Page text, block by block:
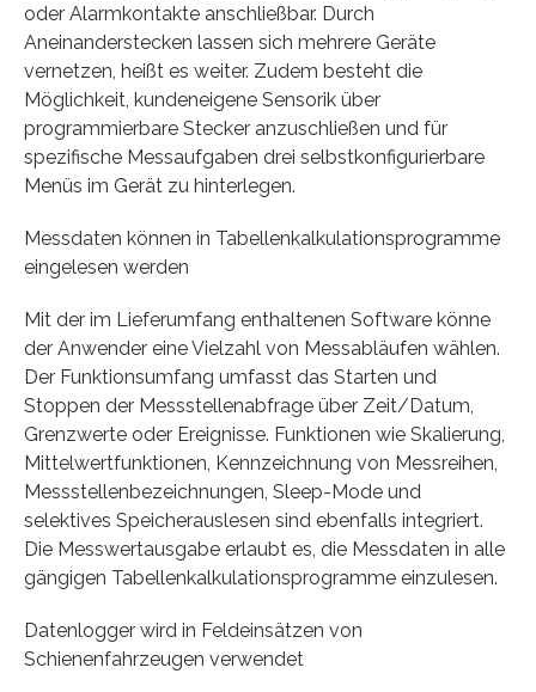
oder Alarmkontakte anschließbar. Durch
Aneinanderstecken lassen sich mehrere Geräte
vernetzen, heißt es weiter. Zudem besteht die
Möglichkeit, kundeneigene Sensorik über
programmierbare Stecker anzuschließen und für
spezifische Messaufgaben drei selbstkonfigurierbare
Menüs im Gerät zu hinterlegen.
Messdaten können in Tabellenkalkulationsprogramme
eingelesen werden
Mit der im Lieferumfang enthaltenen Software könne
der Anwender eine Vielzahl von Messabläufen wählen.
Der Funktionsumfang umfasst das Starten und
Stoppen der Messstellenabfrage über Zeit/Datum,
Grenzwerte oder Ereignisse. Funktionen wie Skalierung,
Mittelwertfunktionen, Kennzeichnung von Messreihen,
Messstellenbezeichnungen, Sleep-Mode und
selektives Speicherauslesen sind ebenfalls integriert.
Die Messwertausgabe erlaubt es, die Messdaten in alle
gängigen Tabellenkalkulationsprogramme einzulesen.
Datenlogger wird in Feldeinsätzen von
Schienenfahrzeugen verwendet